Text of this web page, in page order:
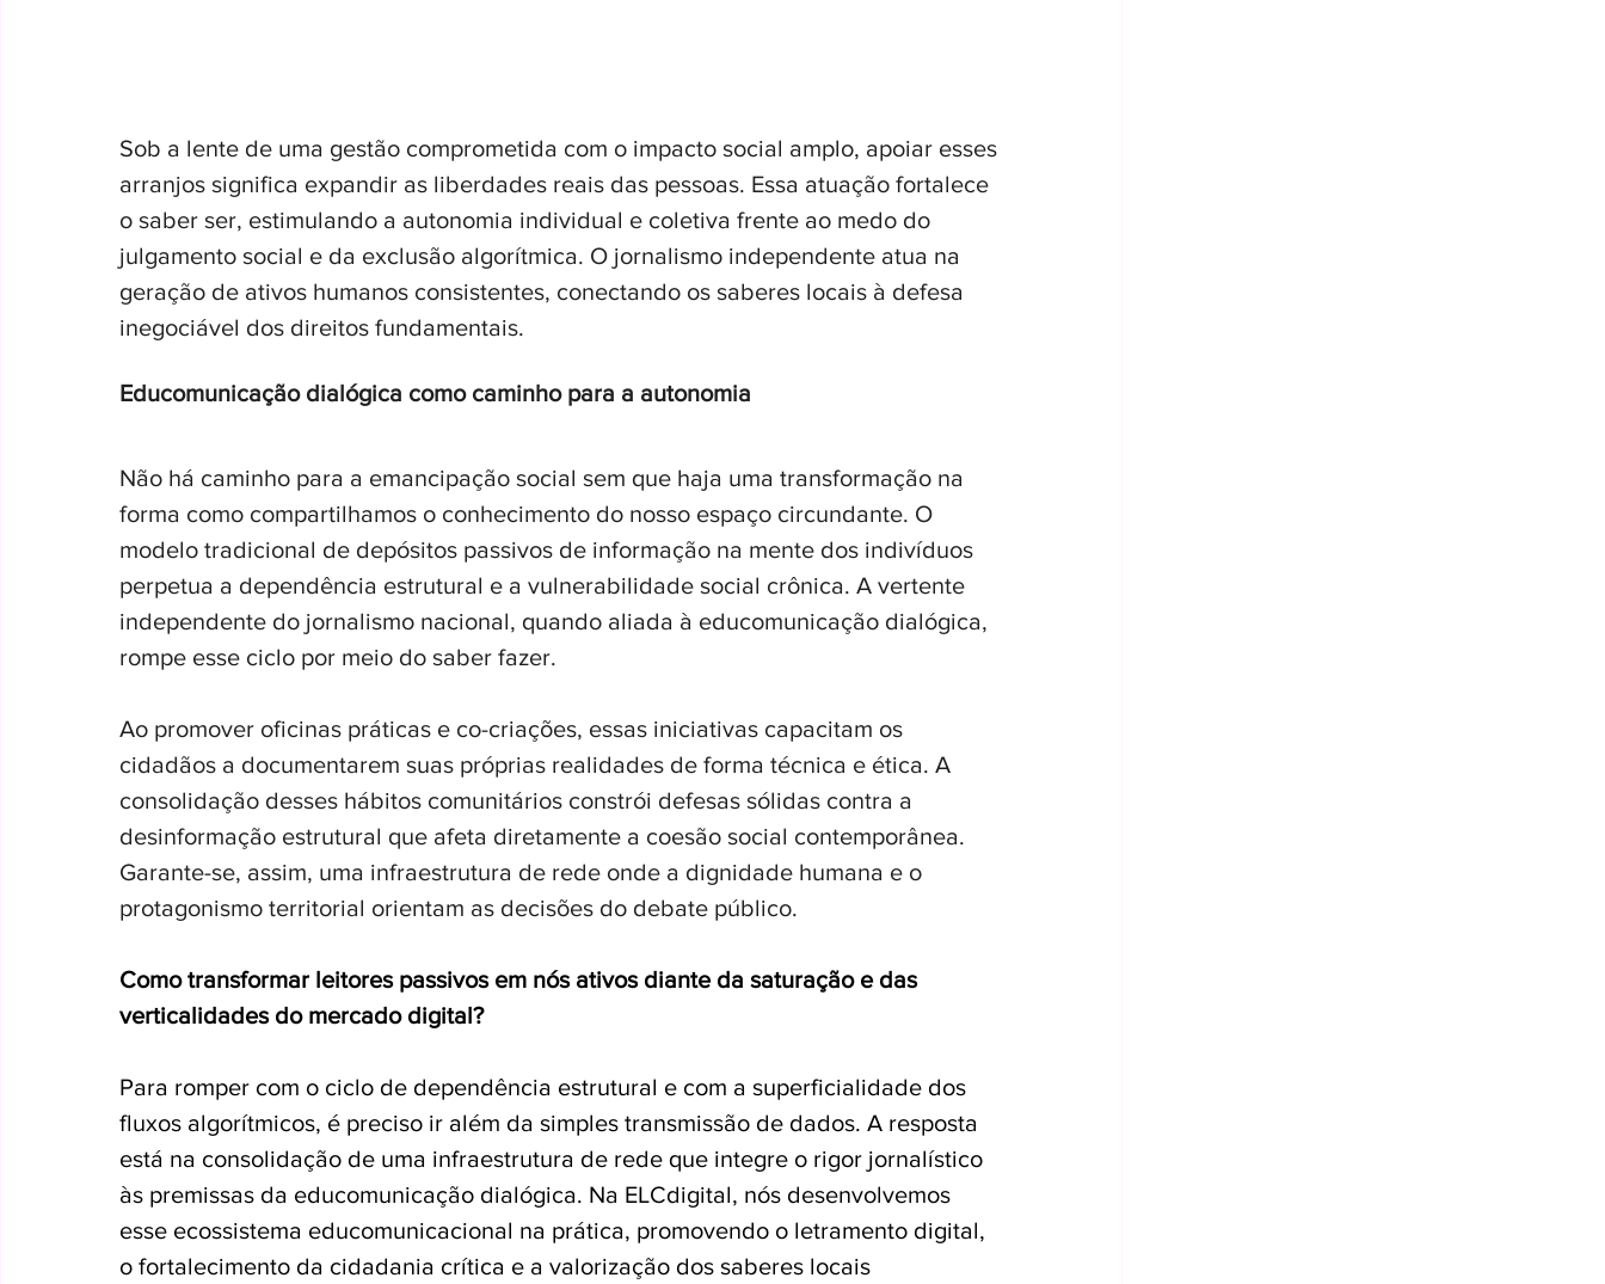
Sob a lente de uma gestão comprometida com o impacto social amplo, apoiar esses
arranjos significa expandir as liberdades reais das pessoas. Essa atuação fortalece
o saber ser, estimulando a autonomia individual e coletiva frente ao medo do
julgamento social e da exclusão algorítmica. O jornalismo independente atua na
geração de ativos humanos consistentes, conectando os saberes locais à defesa
inegociável dos direitos fundamentais.
Educomunicação dialógica como caminho para a autonomia
Não há caminho para a emancipação social sem que haja uma transformação na
forma como compartilhamos o conhecimento do nosso espaço circundante. O
modelo tradicional de depósitos passivos de informação na mente dos indivíduos
perpetua a dependência estrutural e a vulnerabilidade social crônica. A vertente
independente do jornalismo nacional, quando aliada à educomunicação dialógica,
rompe esse ciclo por meio do saber fazer.
Ao promover oficinas práticas e co-criações, essas iniciativas capacitam os
cidadãos a documentarem suas próprias realidades de forma técnica e ética. A
consolidação desses hábitos comunitários constrói defesas sólidas contra a
desinformação estrutural que afeta diretamente a coesão social contemporânea.
Garante-se, assim, uma infraestrutura de rede onde a dignidade humana e o
protagonismo territorial orientam as decisões do debate público.
Como transformar leitores passivos em nós ativos diante da saturação e das
verticalidades do mercado digital?
Para romper com o ciclo de dependência estrutural e com a superficialidade dos
fluxos algorítmicos, é preciso ir além da simples transmissão de dados. A resposta
está na consolidação de uma infraestrutura de rede que integre o rigor jornalístico
às premissas da educomunicação dialógica. Na ELCdigital, nós desenvolvemos
esse ecossistema educomunicacional na prática, promovendo o letramento digital,
o fortalecimento da cidadania crítica e a valorização dos saberes locais